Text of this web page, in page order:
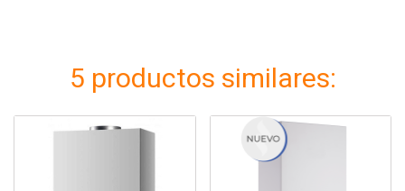
5 productos similares: